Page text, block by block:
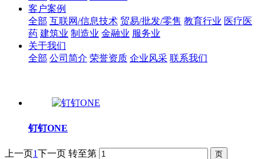
客户案例
全部 互联网/信息技术 贸易/批发/零售 教育行业 医疗医
药 建筑业 制造业 金融业 服务业
关于我们
全部 公司简介 荣誉资质 企业风采 联系我们
钉钉ONE
上一页1下一页 转至第